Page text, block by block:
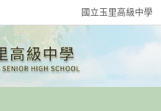
國立玉里高級中學